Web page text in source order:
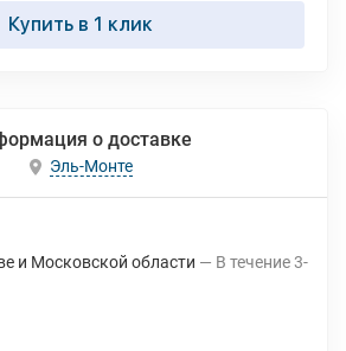
Купить в 1 клик
о доставке
Эль-Монте
и Московской области В течение3-